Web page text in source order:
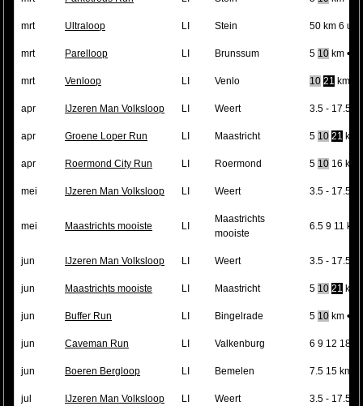
mrt Ultraloop LI Stein 50 km 6 uu
mrt Parelloop LI Brunssum 5 10 km •
mrt Venloop LI Venlo 10 21 km •
apr IJzeren Man Volksloop LI Weert 3.5 - 17.5
apr Groene Loper Run LI Maastricht 5 10 21 km
apr Roermond City Run LI Roermond 5 10 16 km •
mei IJzeren Man Volksloop LI Weert 3.5 - 17.5
mei Maastrichts mooiste LI
Maastrichts
mooiste
6.5 9 11 km
jun IJzeren Man Volksloop LI Weert 3.5 - 17.5
jun Maastrichts mooiste LI Maastricht 5 10 21 km •
jun Buffer Run LI Bingelrade 5 10 km •
jun Caveman Run LI Valkenburg 6 9 12 18
jun Boeren Bergloop LI Bemelen 7.5 15 km •
jul IJzeren Man Volksloop LI Weert 3.5 - 17.5